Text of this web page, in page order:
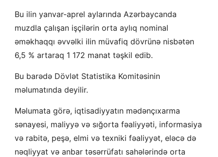
Bu ilin yanvar-aprel aylarında Azərbaycanda
muzdla çalışan işçilərin orta aylıq nominal
əməkhaqqı əvvəlki ilin müvafiq dövrünə nisbətən
6,5 % artaraq 1 172 manat təşkil edib.
Bu barədə Dövlət Statistika Komitəsinin
məlumatında deyilir.
Məlumata görə, iqtisadiyyatın mədənçıxarma
sənayesi, maliyyə və sığorta fəaliyyəti, informasiya
və rabitə, peşə, elmi və texniki fəaliyyət, eləcə də
nəqliyyat və anbar təsərrüfatı sahələrində orta